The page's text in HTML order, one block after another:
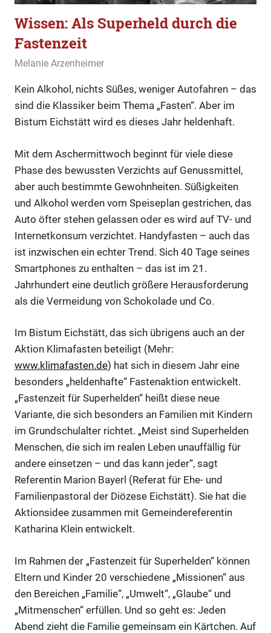
Wissen: Als Superheld durch die
Fastenzeit
23. Februar 2020
Melanie Arzenheimer
Kein Alkohol, nichts Süßes, weniger Autofahren – das
sind die Klassiker beim Thema „Fasten“. Aber im
Bistum Eichstätt wird es dieses Jahr heldenhaft.
Mit dem Aschermittwoch beginnt für viele diese
Phase des bewussten Verzichts auf Genussmittel,
aber auch bestimmte Gewohnheiten. Süßigkeiten
und Alkohol werden vom Speiseplan gestrichen, das
Auto öfter stehen gelassen oder es wird auf TV- und
Internetkonsum verzichtet. Handyfasten – auch das
ist inzwischen ein echter Trend. Sich 40 Tage seines
Smartphones zu enthalten – das ist im 21.
Jahrhundert eine deutlich größere Herausforderung
als die Vermeidung von Schokolade und Co.
Im Bistum Eichstätt, das sich übrigens auch an der
Aktion Klimafasten beteiligt (Mehr:
www.klimafasten.de) hat sich in diesem Jahr eine
besonders „heldenhafte“ Fastenaktion entwickelt.
„Fastenzeit für Superhelden“ heißt diese neue
Variante, die sich besonders an Familien mit Kindern
im Grundschulalter richtet. „Meist sind Superhelden
Menschen, die sich im realen Leben unauffällig für
andere einsetzen – und das kann jeder“, sagt
Referentin Marion Bayerl (Referat für Ehe- und
Familienpastoral der Diözese Eichstätt). Sie hat die
Aktionsidee zusammen mit Gemeindereferentin
Katharina Klein entwickelt.
Im Rahmen der „Fastenzeit für Superhelden“ können
Eltern und Kinder 20 verschiedene „Missionen“ aus
den Bereichen „Familie“, „Umwelt“, „Glaube“ und
„Mitmenschen“ erfüllen. Und so geht es: Jeden
Abend zieht die Familie gemeinsam ein Kärtchen. Auf